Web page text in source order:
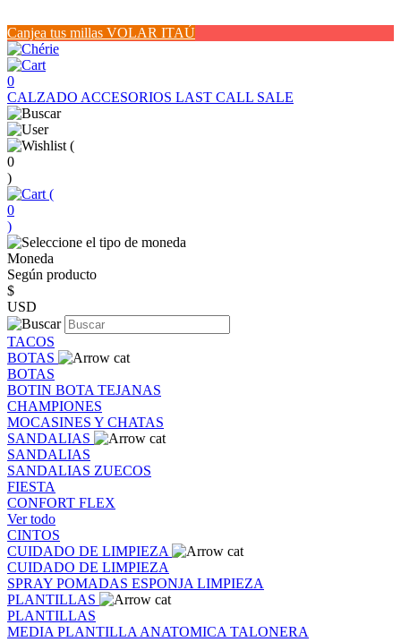
Canjea tus millas VOLAR ITAÚ
0
CALZADO ACCESORIOS LAST CALL SALE
(
0
)
(
0
)
Moneda
Según producto
$
USD
TACOS
BOTAS
BOTAS
BOTIN BOTA TEJANAS
CHAMPIONES
MOCASINES Y CHATAS
SANDALIAS
SANDALIAS
SANDALIAS ZUECOS
FIESTA
CONFORT FLEX
Ver todo
CINTOS
CUIDADO DE LIMPIEZA
CUIDADO DE LIMPIEZA
SPRAY POMADAS ESPONJA LIMPIEZA
PLANTILLAS
PLANTILLAS
MEDIA PLANTILLA ANATOMICA TALONERA